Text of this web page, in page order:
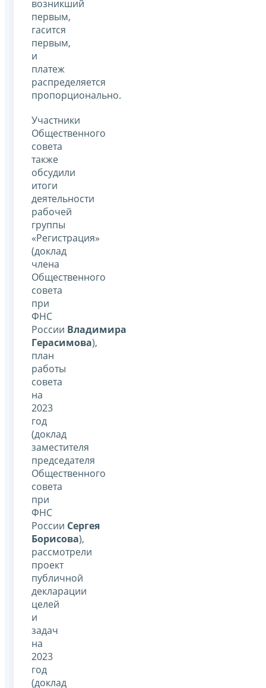
возникший
первым,
гасится
первым,
и
платеж
распределяется
пропорционально.
Участники
Общественного
совета
также
обсудили
итоги
деятельности
рабочей
группы
«Регистрация»
(доклад
члена
Общественного
совета
при
ФНС
России Владимира
Герасимова),
план
работы
совета
на
2023
год
(доклад
заместителя
председателя
Общественного
совета
при
ФНС
России Сергея
Борисова),
рассмотрели
проект
публичной
декларации
целей
и
задач
на
2023
год
(доклад